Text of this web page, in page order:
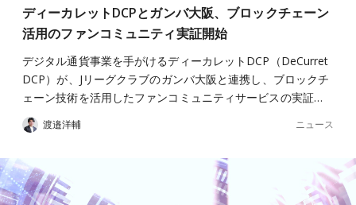
ディーカレットDCPとガンバ大阪、ブロックチェーン
活用のファンコミュニティ実証開始
デジタル通貨事業を手がけるディーカレットDCP（DeCurret
DCP）が、Jリーグクラブのガンバ大阪と連携し、ブロックチ
ェーン技術を活用したファンコミュニティサービスの実証…
渡邉洋輔 ニュース